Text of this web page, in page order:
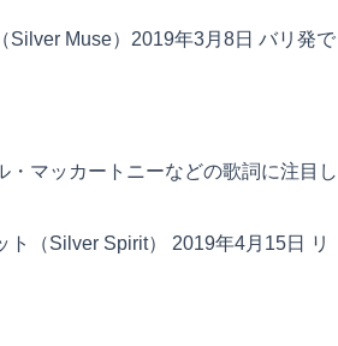
Silver Muse）2019年3月8日 バリ発で
・マッカートニーなどの歌詞に注目し
ト（Silver Spirit） 2019年4月15日 リ